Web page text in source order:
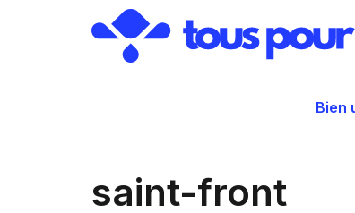
Bien
saint-front